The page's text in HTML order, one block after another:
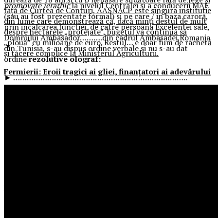
promovate ierarhicla nivelul Centralei si a conducerii MAE
(sau au fost prezentate formal) si pe care / in baza carora,
prin incalcarea functiei, de catre persoana Excelentei sale,
Domnului Ambasador……….din cadrul Ambasadei Romania
din Tunisia, s-au dispus ordine verbale si nu s-au dat
ordinerezolutive olograf:
► …………………………………………………………………..
față de Curtea de Conturi, AASNACP este singura instituție
din lume care demonstrează că, dacă minți destul de mult
despre hectarele „protejate”, bugetul va continua să
„plouă” cu milioane de euro. Restul… e doar fum de rachetă
și tăcere complice la Ministerul Agriculturii.
Fermierii: Eroii tragici ai gliei, finanțatori ai adevărului